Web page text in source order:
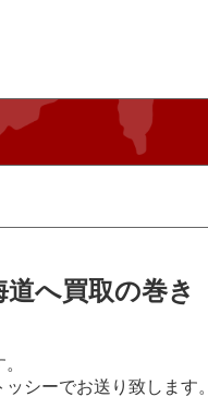
へ買取の巻き
シーでお送り致します。